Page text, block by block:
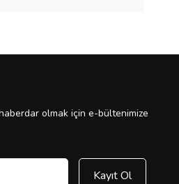
olmak için e-bültenimize
Kayıt Ol